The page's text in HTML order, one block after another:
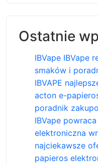
Ostatnie
IBVape IBVape
smaków i
IBVAPE
acton e-
poradnik
IBVape powraca
elektroniczna
najciekawsze
papieros